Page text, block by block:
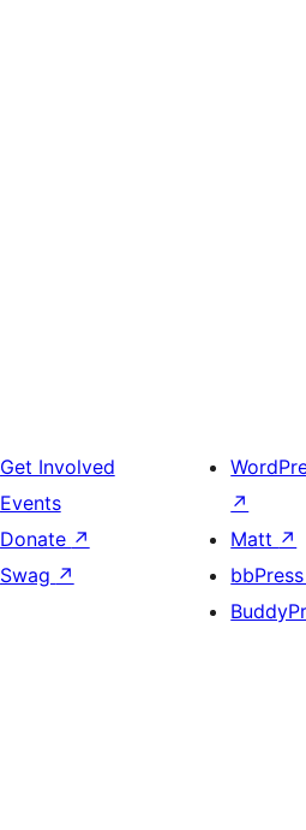
Get Involved
Events
Donate ↗
Swag ↗
↗
Matt ↗
bbPress